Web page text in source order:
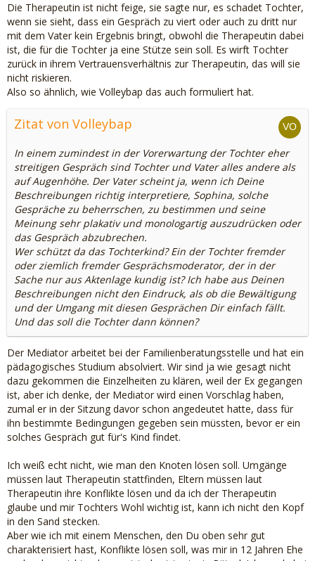
Die Therapeutin ist nicht feige, sie sagte nur, es schadet Tochter,
wenn sie sieht, dass ein Gespräch zu viert oder auch zu dritt nur
mit dem Vater kein Ergebnis bringt, obwohl die Therapeutin dabei
ist, die für die Tochter ja eine Stütze sein soll. Es wirft Tochter
zurück in ihrem Vertrauensverhältnis zur Therapeutin, das will sie
nicht riskieren.
Also so ähnlich, wie Volleybap das auch formuliert hat.
Zitat von Volleybap
In einem zumindest in der Vorerwartung der Tochter eher
streitigen Gespräch sind Tochter und Vater alles andere als
auf Augenhöhe. Der Vater scheint ja, wenn ich Deine
Beschreibungen richtig interpretiere, Sophina, solche
Gespräche zu beherrschen, zu bestimmen und seine
Meinung sehr plakativ und monologartig auszudrücken oder
das Gespräch abzubrechen.
Wer schützt da das Tochterkind? Ein der Tochter fremder
oder ziemlich fremder Gesprächsmoderator, der in der
Sache nur aus Aktenlage kundig ist? Ich habe aus Deinen
Beschreibungen nicht den Eindruck, als ob die Bewältigung
und der Umgang mit diesen Gesprächen Dir einfach fällt.
Und das soll die Tochter dann können?
Der Mediator arbeitet bei der Familienberatungsstelle und hat ein
pädagogisches Studium absolviert. Wir sind ja wie gesagt nicht
dazu gekommen die Einzelheiten zu klären, weil der Ex gegangen
ist, aber ich denke, der Mediator wird einen Vorschlag haben,
zumal er in der Sitzung davor schon angedeutet hatte, dass für
ihn bestimmte Bedingungen gegeben sein müssten, bevor er ein
solches Gespräch gut für's Kind findet.
Ich weiß echt nicht, wie man den Knoten lösen soll. Umgänge
müssen laut Therapeutin stattfinden, Eltern müssen laut
Therapeutin ihre Konflikte lösen und da ich der Therapeutin
glaube und mir Tochters Wohl wichtig ist, kann ich nicht den Kopf
in den Sand stecken.
Aber wie ich mit einem Menschen, den Du oben sehr gut
charakterisiert hast, Konflikte lösen soll, was mir in 12 Jahren Ehe